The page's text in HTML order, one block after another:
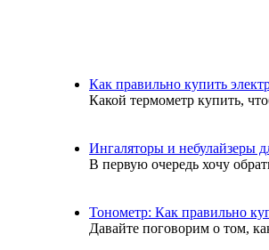
Как правильно купить
Какой термометр купить,
Ингаляторы и небулайзеры
В первую очередь хочу
Тонометр: Как правильно
Давайте поговорим о том,